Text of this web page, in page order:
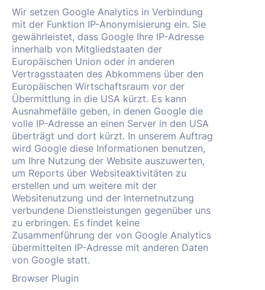
Wir setzen Google Analytics in Verbindung
mit der Funktion IP-Anonymisierung ein. Sie
gewährleistet, dass Google Ihre IP-Adresse
innerhalb von Mitgliedstaaten der
Europäischen Union oder in anderen
Vertragsstaaten des Abkommens über den
Europäischen Wirtschaftsraum vor der
Übermittlung in die USA kürzt. Es kann
Ausnahmefälle geben, in denen Google die
volle IP-Adresse an einen Server in den USA
überträgt und dort kürzt. In unserem Auftrag
wird Google diese Informationen benutzen,
um Ihre Nutzung der Website auszuwerten,
um Reports über Websiteaktivitäten zu
erstellen und um weitere mit der
Websitenutzung und der Internetnutzung
verbundene Dienstleistungen gegenüber uns
zu erbringen. Es findet keine
Zusammenführung der von Google Analytics
übermittelten IP-Adresse mit anderen Daten
von Google statt.
Browser Plugin